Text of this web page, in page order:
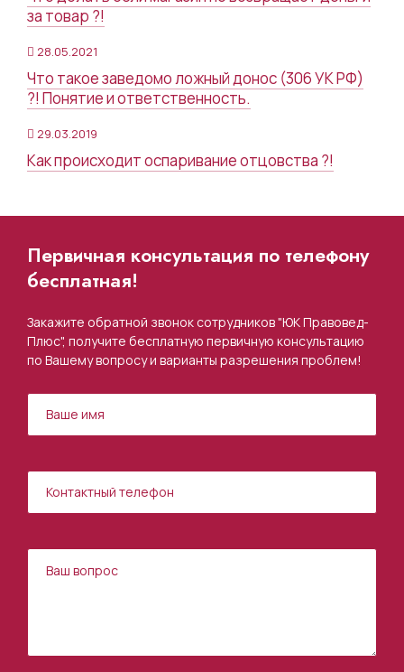
за товар ?!
28.05.2021
Что такое заведомо ложный донос (306 УК РФ)
?! Понятие и ответственность.
29.03.2019
Как происходит оспаривание отцовства ?!
Первичная консультация по телефону
бесплатная!
Закажите обратной звонок сотрудников "ЮК Правовед-
Плюс", получите бесплатную первичную консультацию
по Вашему вопросу и варианты разрешения проблем!